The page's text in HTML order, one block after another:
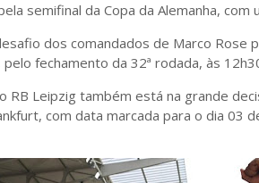
semifinal da Copa da Alemanha, com
dos comandados de Marco Rose
fechamento da 32ª rodada, às
RB Leipzig também está na grande
com data marcada para o dia 03